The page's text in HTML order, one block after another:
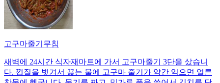
고구마줄기무침
새벽에 24시간 식자재마트에 가서 고구마줄기 3단을 샀습니
다. 껍질을 벗겨서 끓는 물에 고구마 줄기가 약간 익으면 얼른